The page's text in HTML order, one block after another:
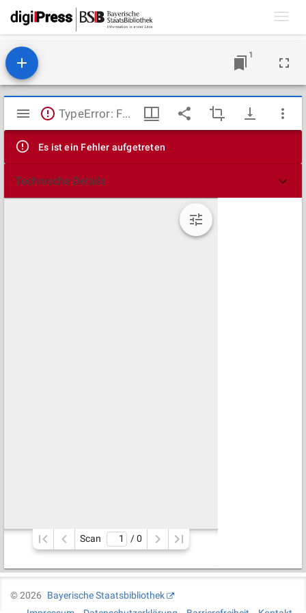
1
Mirador
Viewer
TypeError: Failed to fetch
Es ist ein Fehler aufgetreten
Technische Details
Scan / 0
©2026
Bayerische Staatsbibliothek